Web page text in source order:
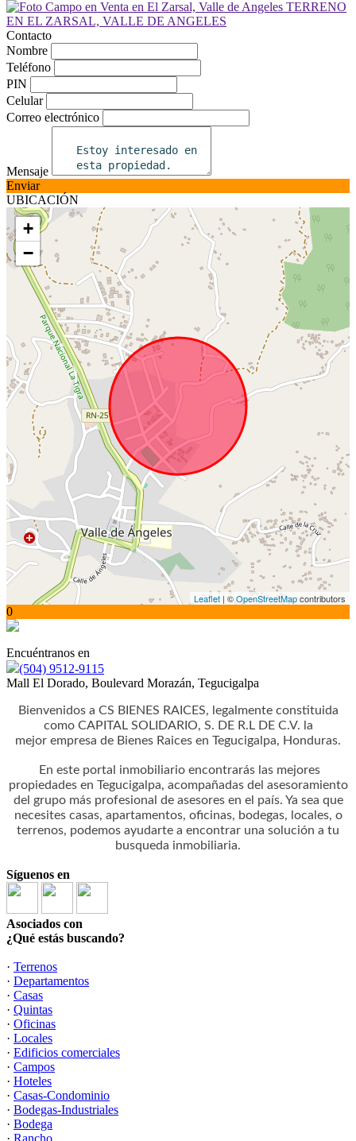
Contacto
Nombre
Teléfono
PIN
Celular
Correo electrónico
Mensaje
Enviar
UBICACIÓN
+
−
Leaflet | ©OpenStreetMapcontributors
0
Encuéntranos en
(504) 9512-9115
Mall El Dorado, Boulevard Morazán, Tegucigalpa
Bienvenidos a CS BIENES RAICES, legalmente constituida
como CAPITAL SOLIDARIO, S. DE R.L DE C.V. la
mejor empresa de Bienes Raices en Tegucigalpa, Honduras.
En este portal inmobiliario encontrarás las mejores
propiedades en Tegucigalpa, acompañadas del asesoramiento
del grupo más profesional de asesores en el país. Ya sea que
necesites casas, apartamentos, oficinas, bodegas, locales, o
terrenos, podemos ayudarte a encontrar una solución a tu
busqueda inmobiliaria.
Síguenos en
Asociados con
¿Qué estás buscando?
· Terrenos
· Departamentos
· Casas
· Quintas
· Oficinas
· Locales
· Edificios comerciales
· Campos
· Hoteles
· Casas-Condominio
· Bodegas-Industriales
· Bodega
· Rancho